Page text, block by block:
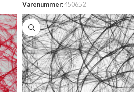
Varenummer:450652